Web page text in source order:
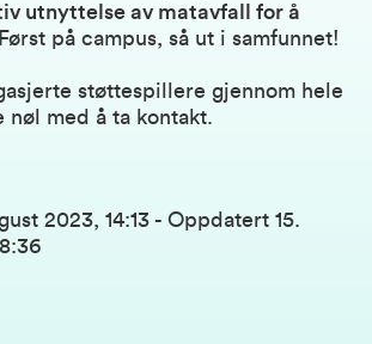
utnyttelse av matavfall for å
Først på campus, så ut i samfunnet!
støttespillere gjennom hele
nøl med å ta kontakt.
2023, 14:13 - Oppdatert 15.